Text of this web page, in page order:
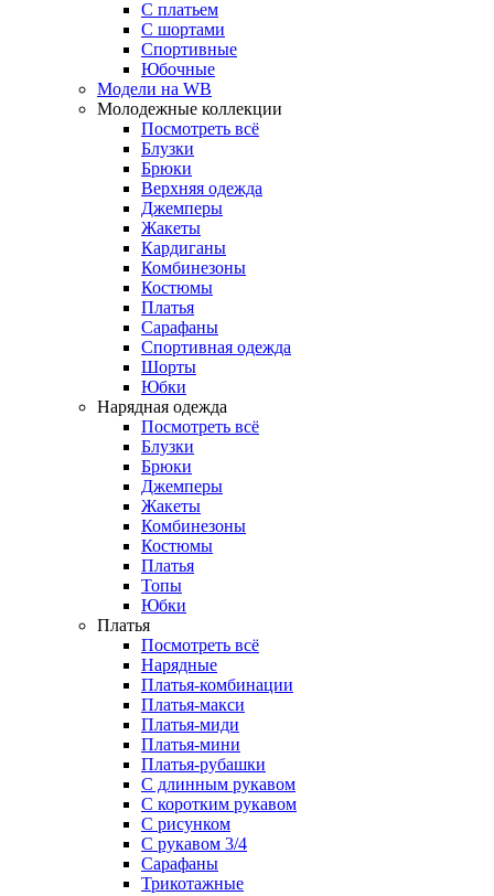
С платьем
С шортами
Спортивные
Юбочные
Модели на WB
Молодежные коллекции
Посмотреть всё
Блузки
Брюки
Верхняя одежда
Джемперы
Жакеты
Кардиганы
Комбинезоны
Костюмы
Платья
Сарафаны
Спортивная одежда
Шорты
Юбки
Нарядная одежда
Посмотреть всё
Блузки
Брюки
Джемперы
Жакеты
Комбинезоны
Костюмы
Платья
Топы
Юбки
Платья
Посмотреть всё
Нарядные
Платья-комбинации
Платья-макси
Платья-миди
Платья-мини
Платья-рубашки
С длинным рукавом
С коротким рукавом
С рисунком
С рукавом 3/4
Сарафаны
Трикотажные